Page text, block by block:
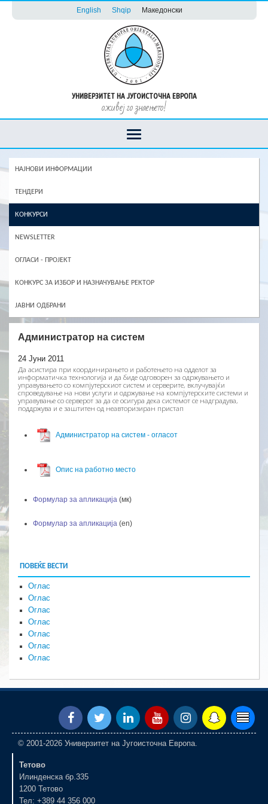
English Shqip Македонски
УНИВЕРЗИТЕТ НА ЈУГОИСТОЧНА ЕВРОПА
оживеј го знаењето!
НАЈНОВИ ИНФОРМАЦИИ
ТЕНДЕРИ
КОНКУРСИ
NEWSLETTER
ОГЛАСИ - ПРОЈЕКТ
КОНКУРС ЗА ИЗБОР И НАЗНАЧУВАЊЕ РЕКТОР
ЈАВНИ ОДБРАНИ
Администратор на систем
24 Јуни 2011
Да асистира при координирањето и работењето на одделот за
информатичка технологија и да биде одговорен за одржувањето и
управувањето со компјутерскиот систем и серверите, вклучувајќи
спроведување на нови услуги и одржување на компјутерските системи и
управување со серверот за да се осигура дека системот се надградува,
поддржува и е заштитен од неавторизиран пристап
Администратор на систем - огласот
Опис на работно место
Формулар за апликација (мк)
Формулар за апликација (en)
ПОВЕЌЕ ВЕСТИ
Оглас
Оглас
Оглас
Оглас
Оглас
Оглас
Оглас
© 2001-2026 Универзитет на Југоисточна Европа.
Тетово
Илинденска бр.335
1200 Тетово
Тел: +389 44 356 000